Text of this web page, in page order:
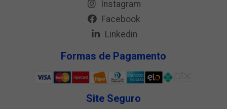
Instagram
Facebook
Linkedin
Formas de Pagamento
Site Seguro